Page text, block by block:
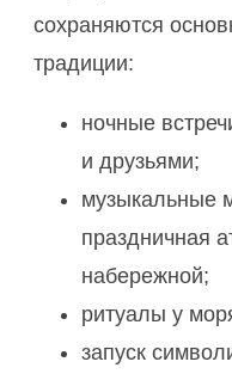
сохраняются
традиции:
ночные
и друзьями;
музыкальные
праздничная
набережной;
ритуалы у
запуск